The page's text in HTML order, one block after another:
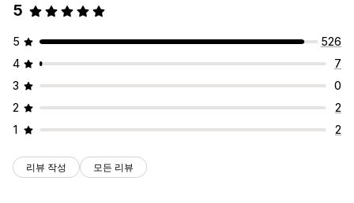
5
5
526
4
7
3
0
2
2
1
2
리뷰 작성 모든 리뷰